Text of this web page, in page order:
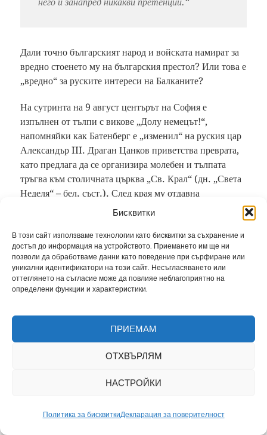
Бисквитки
В този сайт използваме технологии като бисквитки за съхранение и
достъп до информация на устройството. Приемането им ще ни
позволи да обработваме данни като поведение при сърфиране или
уникални идентификатори на този сайт. Несъгласяването или
оттеглянето на съгласие може да повлияе неблагоприятно на
определени функции и характеристики.
ПРИЕМАМ
ОТХВЪРЛЯМ
НАСТРОЙКИ
Политика за бисквиткиДекларация за поверителност
Дали точно българският народ и войската намират за
вредно стоенето му на българския престол? Или това е
„вредно“ за руските интереси на Балканите?
На сутринта на 9 август центърът на София е
изпълнен от тълпи с викове „Долу немецът!“,
напомняйки как Батенберг е „изменил“ на руския цар
Александър III. Драган Цанков приветства преврата,
като предлага да се организира молебен и тълпата
тръгва към столичната църква „Св. Крал“ (дн. „Света
Неделя“ – бел. съст.). След края му отдавна
известният със симпатиите си към линията на
светското име Васил Друмев) призовава насъбралия се
народ да иска прошка от Русия за нанесената със
Съединението от 6 септември 1885 г. обида от един
„изменник княз“. С викове „Да живей Русия!“, тълпата
се насочва към руското дипломатическо агентство в
в Буховския манастир, а после през Оряхово с яхта,
която по ирония на съдбата се казва „Александър I“,
от превратаджиитекап. Анастас Бендерев, по-късно